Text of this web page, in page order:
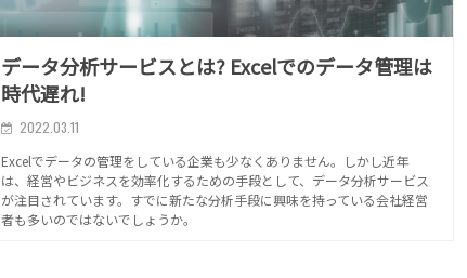
データ分析サービスとは? Excelでのデータ管理は
時代遅れ!
2022.03.11
Excelでデータの管理をしている企業も少なくありません。しかし近年
は、経営やビジネスを効率化するための手段として、データ分析サービス
が注目されています。すでに新たな分析手段に興味を持っている会社経営
者も多いのではないでしょうか。